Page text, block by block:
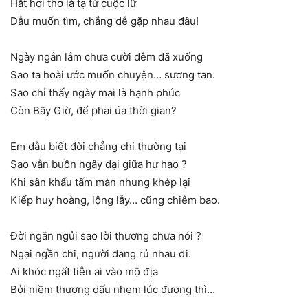
Hắt hơi thở là tạ từ cuộc lữ
Dẫu muốn tìm, chẳng dễ gặp nhau đâu!
Ngày ngắn lắm chưa cười đêm đã xuống
Sao ta hoài ước muốn chuyện… sương tan.
Sao chỉ thấy ngày mai là hạnh phúc
Còn Bây Giờ, để phai úa thời gian?
Em dẫu biết đời chẳng chi thường tại
Sao vẫn buồn ngây dại giữa hư hao ?
Khi sân khấu tấm màn nhung khép lại
Kiếp huy hoàng, lộng lẫy… cũng chiêm bao.
Đời ngắn ngủi sao lời thương chưa nói ?
Ngại ngần chi, người đang rủ nhau đi.
Ai khóc ngất tiễn ai vào mộ địa
Bởi niềm thương dấu nhẹm lúc đương thì…